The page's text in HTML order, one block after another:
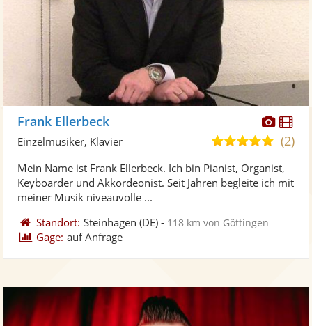
Fotos
Frank Ellerbeck
5,0
5
(2)
Einzelmusiker, Klavier
Mein Name ist Frank Ellerbeck. Ich bin Pianist, Organist,
Keyboarder und Akkordeonist. Seit Jahren begleite ich mit
meiner Musik niveauvolle ...
Standort: Steinhagen (DE) - 118 km von Göttingen
Gage: auf Anfrage